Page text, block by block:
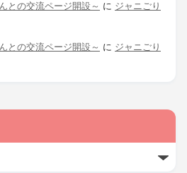
との交流ページ開設～ に ジャニごり
との交流ページ開設～ に ジャニごり